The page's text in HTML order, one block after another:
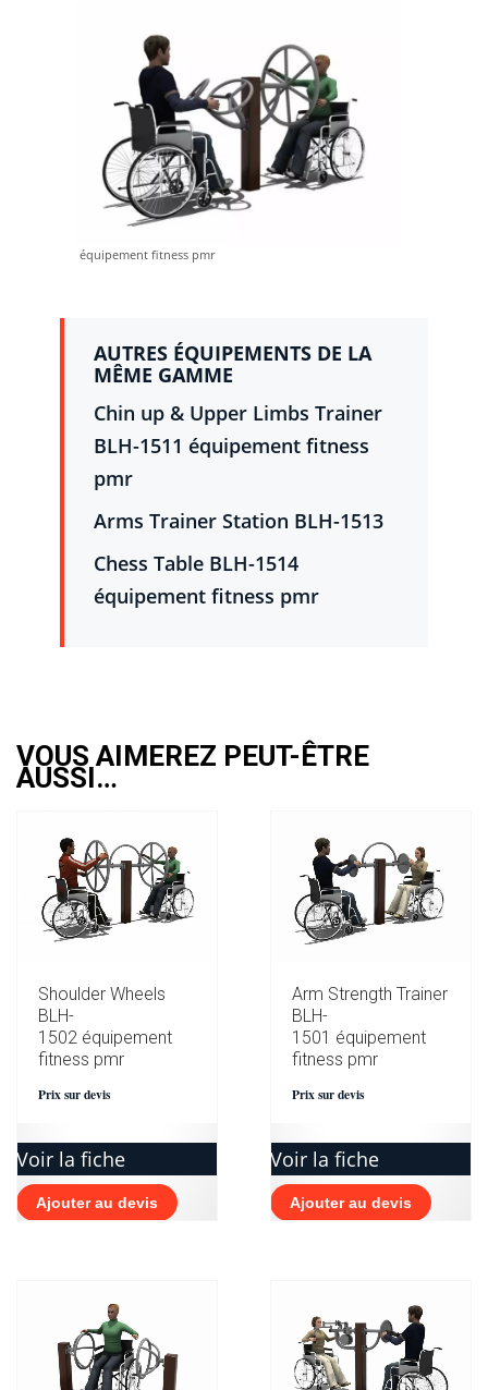
équipement fitness pmr
AUTRES ÉQUIPEMENTS DE LA
MÊME GAMME
Chin up & Upper Limbs Trainer
BLH-1511 équipement fitness
pmr
Arms Trainer Station BLH-1513
Chess Table BLH-1514
équipement fitness pmr
VOUS AIMEREZ PEUT-ÊTRE
AUSSI…
Shoulder Wheels
BLH-
1502 équipement
fitness pmr
Prix sur devis
Voir la fiche
Ajouter au devis
Arm Strength Trainer
BLH-
1501 équipement
fitness pmr
Prix sur devis
Voir la fiche
Ajouter au devis